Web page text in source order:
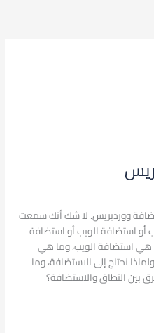
ووردبريس. لا شك أنك سمعت
أو استضافة الويب أو استضافة
هي استضافة الويب، وما هي
نحتاج إلى الاستضافة، وما
بين النطاق والاستضافة؟